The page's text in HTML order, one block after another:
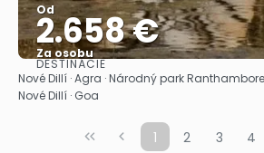
Od
2.658 €
Za osobu
Pozrieť sa
DESTINÁCIE
Nové Dillí · Agra · Národný park
Nové Dillí · Goa
1 2 3 4